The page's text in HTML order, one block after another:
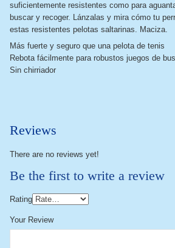
suficientemente resistentes como para
buscar y recoger. Lánzalas y mira cómo tu
estas resistentes pelotas saltarinas. Maciza.
Más fuerte y seguro que una pelota de tenis
Rebota fácilmente para robustos juegos de
Sin chirriador
Reviews
There are no reviews yet!
Be the first to write a review
Rating
Your Review